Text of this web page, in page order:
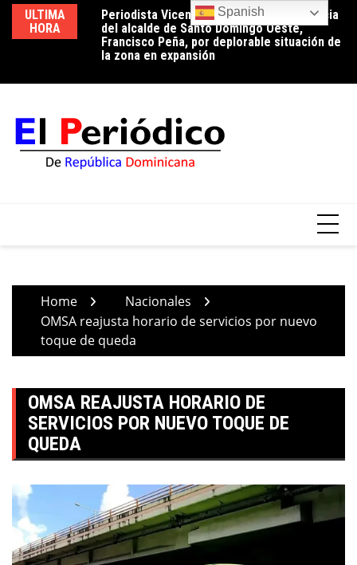
Skip
content
ULTIMA
HORA
Periodista Vicente Méndez pide la renuncia
del alcalde de Santo Domingo Oeste,
Francisco Peña, por deplorable situación de
la zona en expansión
Luz 24 horas o reducción de pérdidas: la
conversación que el país aún tiene
pendiente
Home
Nacionales
OMSA reajusta horario de servicios por nuevo
toque de queda
OMSA REAJUSTA HORARIO DE
SERVICIOS POR NUEVO TOQUE DE
QUEDA
Spanish